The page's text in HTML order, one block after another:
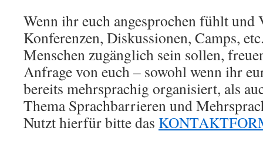
Wenn ihr euch angesprochen fühlt und
Konferenzen, Diskussionen, Camps,
Menschen zugänglich sein sollen,
Anfrage von euch – sowohl wenn ihr
bereits mehrsprachig organisiert, als
Thema Sprachbarrieren und
Nutzt hierfür bitte das